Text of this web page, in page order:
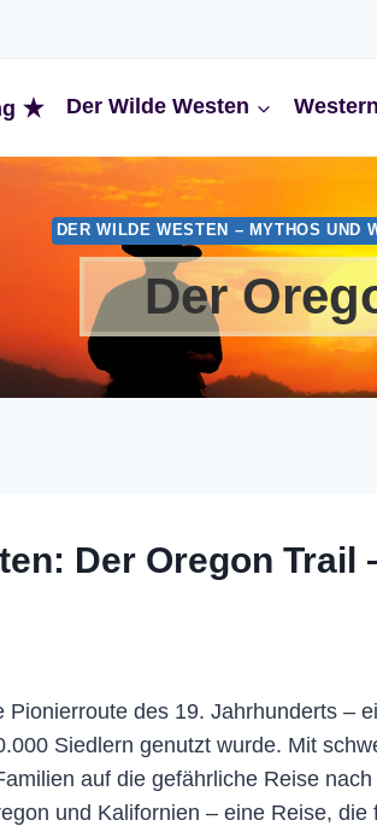
Der Wilde Westen
DER WILDE WESTEN – MYTHOS UND
Der
Der Oregon
Pionierroute des 19. Jahrhunderts –
Siedlern genutzt wurde. Mit
auf die gefährliche Reise
und Kalifornien – eine Reise,